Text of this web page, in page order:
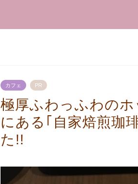
カフェ PR
極厚ふわっふわの
にある｢自家焙煎珈
た!!